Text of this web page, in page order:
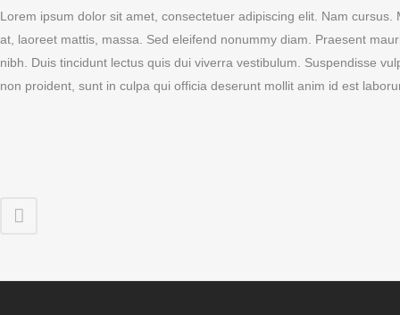
Lorem ipsum dolor sit amet, consectetuer adipiscing elit. Nam
at, laoreet mattis, massa. Sed eleifend nonummy diam. Praesent
nibh. Duis tincidunt lectus quis dui viverra vestibulum. Suspendisse
non proident, sunt in culpa qui officia deserunt mollit anim id est